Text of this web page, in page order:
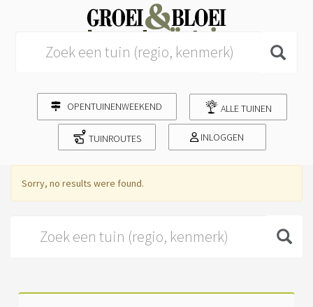
OPENTUINENWEEKEND ALLE TUINEN
TUINROUTES INLOGGEN
Sorry, no results were found.